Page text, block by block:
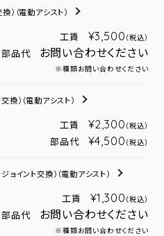
） （電動アシスト）
工賃 ¥3,500 （税込）
部品代 お問い合わせください
※種類お問い合わせください
換） （電動アシスト）
工賃 ¥2,300 （税込）
部品代 ¥4,500 （税込）
ョイント交換） （電動アシスト）
工賃 ¥1,300 （税込）
部品代 お問い合わせください
※種類お問い合わせください